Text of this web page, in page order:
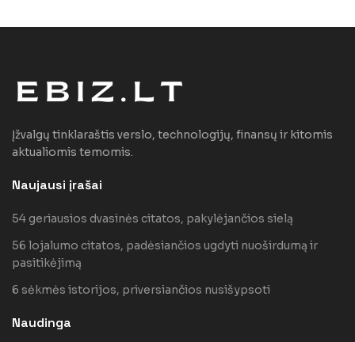
Įžvalgų tinklaraštis verslo, technologijų, finansų ir kitomis
aktualiomis temomis.
Naujausi įrašai
54 geriausios dvasinės citatos, pakylėjančios sielą
56 lojalumo citatos, padėsiančios ugdyti nuoširdumą ir
pasitikėjimą
6 sėkmės istorijos, priversiančios nusišypsoti
Naudinga